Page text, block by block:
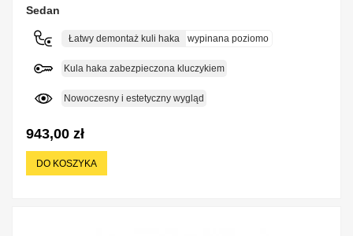
Sedan
Łatwy demontaż kuli haka wypinana poziomo
Kula haka zabezpieczona kluczykiem
Nowoczesny i estetyczny wygląd
943,00 zł
DO KOSZYKA